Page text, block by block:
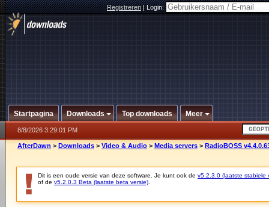
Registreren|Login:
Startpagina Downloads Top downloads Meer
8/8/2026 3:29:01 PM
AfterDawn > Downloads > Video & Audio > Media servers > RadioBOSS
Dit is een oude versie van deze software. Je kunt ook de v5.2.3.0 (laatste stabiele
of de v5.2.0.3 Beta (laatste beta versie)